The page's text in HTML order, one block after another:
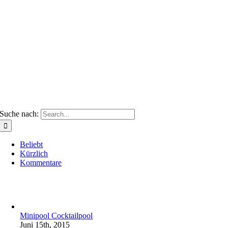
Suche nach:
Beliebt
Kürzlich
Kommentare
Minipool Cocktailpool
Juni 15th, 2015